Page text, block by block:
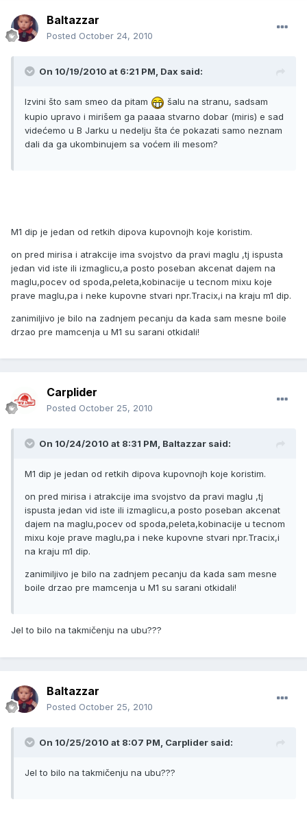
Baltazzar
Posted October 24, 2010
On 10/19/2010 at 6:21 PM, Dax said:
Izvini što sam smeo da pitam
šalu na stranu, sadsam
kupio upravo i mirišem ga paaaa stvarno dobar (miris) e sad
videćemo u B Jarku u nedelju šta će pokazati samo neznam
dali da ga ukombinujem sa voćem ili mesom?
M1 dip je jedan od retkih dipova kupovnojh koje koristim.
on pred mirisa i atrakcije ima svojstvo da pravi maglu ,tj ispusta
jedan vid iste ili izmaglicu,a posto poseban akcenat dajem na
maglu,pocev od spoda,peleta,kobinacije u tecnom mixu koje
prave maglu,pa i neke kupovne stvari npr.Tracix,i na kraju m1 dip.
zanimiljivo je bilo na zadnjem pecanju da kada sam mesne boile
drzao pre mamcenja u M1 su sarani otkidali!
Carplider
Posted October 25, 2010
On 10/24/2010 at 8:31 PM, Baltazzar said:
M1 dip je jedan od retkih dipova kupovnojh koje koristim.
on pred mirisa i atrakcije ima svojstvo da pravi maglu ,tj
ispusta jedan vid iste ili izmaglicu,a posto poseban akcenat
dajem na maglu,pocev od spoda,peleta,kobinacije u tecnom
mixu koje prave maglu,pa i neke kupovne stvari npr.Tracix,i
na kraju m1 dip.
zanimiljivo je bilo na zadnjem pecanju da kada sam mesne
boile drzao pre mamcenja u M1 su sarani otkidali!
Jel to bilo na takmičenju na ubu???
Baltazzar
Posted October 25, 2010
On 10/25/2010 at 8:07 PM, Carplider said:
Jel to bilo na takmičenju na ubu???